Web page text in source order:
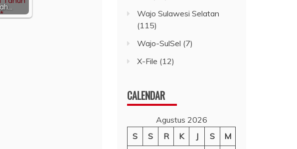
Wajo Sulawesi Selatan
(115)
Wajo-SulSel (7)
X-File (12)
CALENDAR
Agustus 2026
S
S R K J S
M